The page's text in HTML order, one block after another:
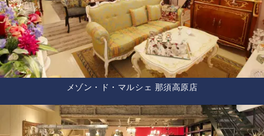
メゾン・ド・マルシェ 那須高原店